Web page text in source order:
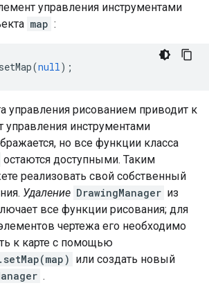
управления инструментами
map :
setMap(null);
управления рисованием приводит к
управления инструментами
но все функции класса
остаются доступными. Таким
реализовать свой собственный
Удаление DrawingManager из
все функции рисования; для
чертежа его необходимо
к карте с помощью
или создать новый
.